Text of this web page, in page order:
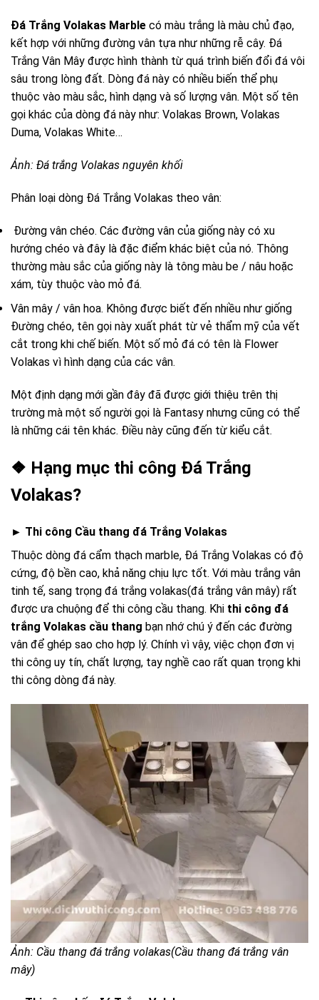
Đá Trắng Volakas Marble có màu trắng là màu chủ đạo,
kết hợp với những đường vân tựa như những rễ cây. Đá
Trắng Vân Mây được hình thành từ quá trình biến đổi đá vôi
sâu trong lòng đất. Dòng đá này có nhiều biến thể phụ
thuộc vào màu sắc, hình dạng và số lượng vân. Một số tên
gọi khác của dòng đá này như: Volakas Brown, Volakas
Duma, Volakas White…
Ảnh: Đá trắng Volakas nguyên khối
Phân loại dòng Đá Trắng Volakas theo vân:
Đường vân chéo. Các đường vân của giống này có xu
hướng chéo và đây là đặc điểm khác biệt của nó. Thông
thường màu sắc của giống này là tông màu be / nâu hoặc
xám, tùy thuộc vào mỏ đá.
Vân mây / vân hoa. Không được biết đến nhiều như giống
Đường chéo, tên gọi này xuất phát từ vẻ thẩm mỹ của vết
cắt trong khi chế biến. Một số mỏ đá có tên là Flower
Volakas vì hình dạng của các vân.
Một định dạng mới gần đây đã được giới thiệu trên thị
trường mà một số người gọi là Fantasy nhưng cũng có thể
là những cái tên khác. Điều này cũng đến từ kiểu cắt.
❖ Hạng mục thi công Đá Trắng
Volakas?
► Thi công Cầu thang đá Trắng Volakas
Thuộc dòng đá cẩm thạch marble, Đá Trắng Volakas có độ
cứng, độ bền cao, khả năng chịu lực tốt. Với màu trắng vân
tinh tế, sang trọng đá trắng volakas(đá trắng vân mây) rất
được ưa chuộng để thi công cầu thang. Khi thi công đá
trắng Volakas cầu thang bạn nhớ chú ý đến các đường
vân để ghép sao cho hợp lý. Chính vì vậy, việc chọn đơn vị
thi công uy tín, chất lượng, tay nghề cao rất quan trọng khi
thi công dòng đá này.
Ảnh: Cầu thang đá trắng volakas(Cầu thang đá trắng vân
mây)